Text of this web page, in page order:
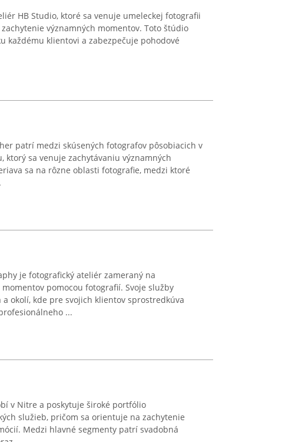
HB Studio, ktoré sa venuje umeleckej fotografii
významných momentov. Toto štúdio
každému klientovi a zabezpečuje pohodové
patrí medzi skúsených fotografov pôsobiacich v
ktorý sa venuje zachytávaniu významných
sa na rôzne oblasti fotografie, medzi ktoré
je fotografický ateliér zameraný na
pomocou fotografií. Svoje služby
okolí, kde pre svojich klientov sprostredkúva
...
v Nitre a poskytuje široké portfólio
služieb, pričom sa orientuje na zachytenie
Medzi hlavné segmenty patrí svadobná